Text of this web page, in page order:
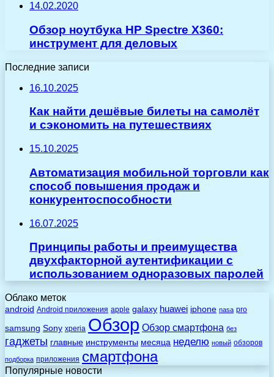
14.02.2020
Обзор ноутбука HP Spectre X360:
инструмент для деловых
Последние записи
16.10.2025
Как найти дешёвые билеты на самолёт
и сэкономить на путешествиях
15.10.2025
Автоматизация мобильной торговли как
способ повышения продаж и
конкурентоспособности
16.07.2025
Принципы работы и преимущества
двухфакторной аутентификации с
использованием одноразовых паролей
Облако меток
android Android приложения apple galaxy huawei iphone nasa pro
samsung Sony xperia Обзор Обзор смартфона без
гаджеты главные инструменты месяца неделю новый обзоров
подборка приложения смартфона
Популярные новости